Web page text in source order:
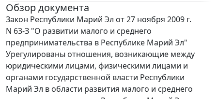
Обзор документа
Закон Республики Марий Эл от 27 ноября 2009 г.
N 63-З "О развитии малого и среднего
предпринимательства в Республике Марий Эл"
Урегулированы отношения, возникающие между
юридическими лицами, физическими лицами и
органами государственной власти Республики
Марий Эл в области развития малого и среднего